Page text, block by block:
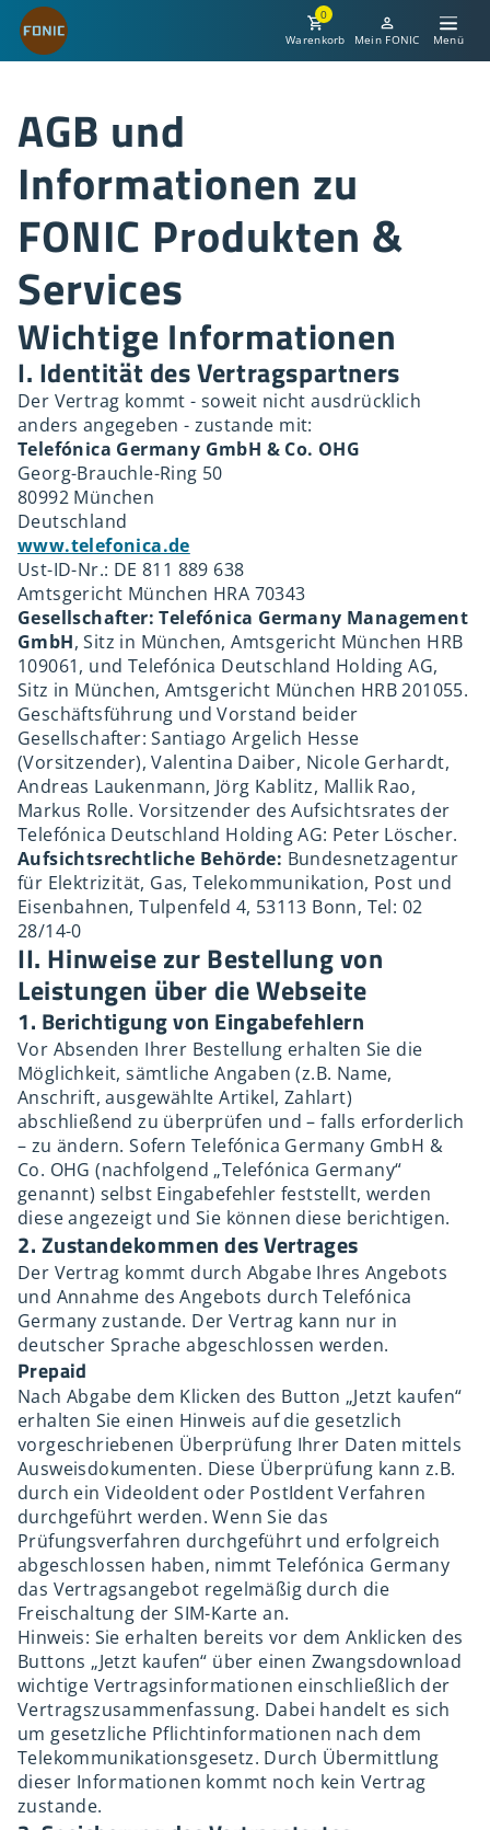
0
Warenkorb
Mein FONIC
AGB und
Informationen zu
FONIC Produkten &
Services
Wichtige Informationen
I. Identität des Vertragspartners
Der Vertrag kommt - soweit nicht ausdrücklich
anders angegeben - zustande mit:
Telefónica Germany GmbH & Co. OHG
Georg-Brauchle-Ring 50
80992 München
Deutschland
www.telefonica.de
Ust-ID-Nr.: DE 811 889 638
Amtsgericht München HRA 70343
Gesellschafter: Telefónica Germany Management
GmbH, Sitz in München, Amtsgericht München HRB
109061, und Telefónica Deutschland Holding AG,
Sitz in München, Amtsgericht München HRB 201055.
Geschäftsführung und Vorstand beider
Gesellschafter: Santiago Argelich Hesse
(Vorsitzender), Valentina Daiber, Nicole Gerhardt,
Andreas Laukenmann, Jörg Kablitz, Mallik Rao,
Markus Rolle. Vorsitzender des Aufsichtsrates der
Telefónica Deutschland Holding AG: Peter Löscher.
Aufsichtsrechtliche Behörde: Bundesnetzagentur
für Elektrizität, Gas, Telekommunikation, Post und
Eisenbahnen, Tulpenfeld 4, 53113 Bonn, Tel: 02
28/14-0
II. Hinweise zur Bestellung von
Leistungen über die Webseite
1. Berichtigung von Eingabefehlern
Vor Absenden Ihrer Bestellung erhalten Sie die
Möglichkeit, sämtliche Angaben (z.B. Name,
Anschrift, ausgewählte Artikel, Zahlart)
abschließend zu überprüfen und – falls erforderlich
– zu ändern. Sofern Telefónica Germany GmbH &
Co. OHG (nachfolgend „Telefónica Germany“
genannt) selbst Eingabefehler feststellt, werden
diese angezeigt und Sie können diese berichtigen.
2. Zustandekommen des Vertrages
Der Vertrag kommt durch Abgabe Ihres Angebots
und Annahme des Angebots durch Telefónica
Germany zustande. Der Vertrag kann nur in
deutscher Sprache abgeschlossen werden.
Prepaid
Nach Abgabe dem Klicken des Button „Jetzt kaufen“
erhalten Sie einen Hinweis auf die gesetzlich
vorgeschriebenen Überprüfung Ihrer Daten mittels
Ausweisdokumenten. Diese Überprüfung kann z.B.
durch ein VideoIdent oder PostIdent Verfahren
durchgeführt werden. Wenn Sie das
Prüfungsverfahren durchgeführt und erfolgreich
abgeschlossen haben, nimmt Telefónica Germany
das Vertragsangebot regelmäßig durch die
Freischaltung der SIM-Karte an.
Hinweis: Sie erhalten bereits vor dem Anklicken des
Buttons „Jetzt kaufen“ über einen Zwangsdownload
wichtige Vertragsinformationen einschließlich der
Vertragszusammenfassung. Dabei handelt es sich
um gesetzliche Pflichtinformationen nach dem
Telekommunikationsgesetz. Durch Übermittlung
dieser Informationen kommt noch kein Vertrag
zustande.